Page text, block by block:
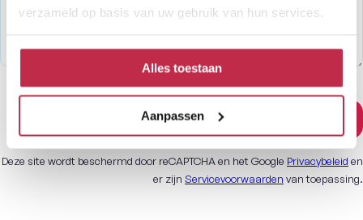
verzameld op basis van uw gebruik van hun services.
Alles toestaan
Aanpassen
Deze site wordt beschermd door reCAPTCHA en het Google Privacybeleid en
er zijn Servicevoorwaarden van toepassing.